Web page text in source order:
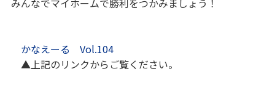
かなえーる Vol.104
▲上記のリンクからご覧ください。